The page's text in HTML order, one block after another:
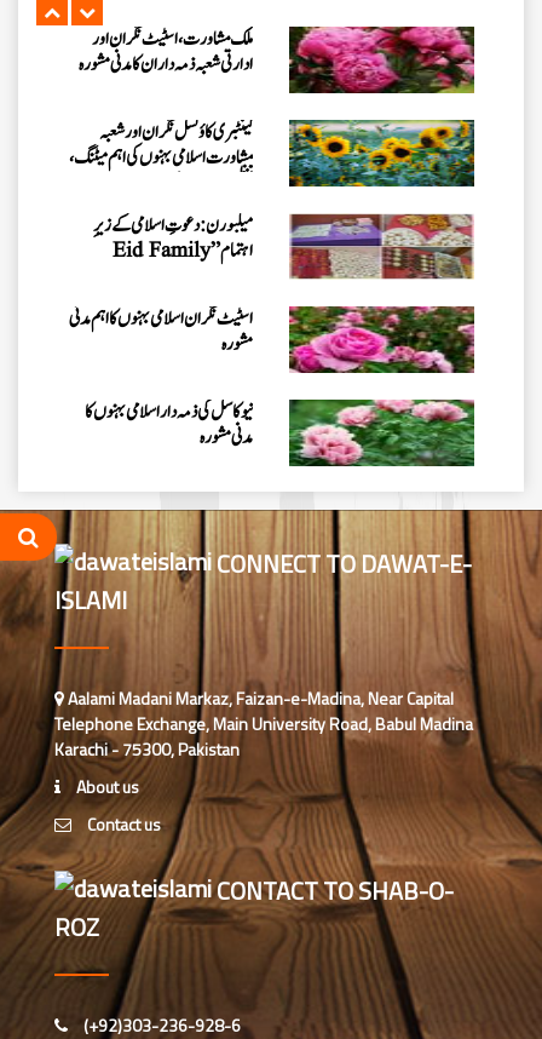
ملک مشاورت، اسٹیٹ نگران اور
ادارتی شعبہ ذمہ داران کا مدنی مشورہ
کینٹبری کاؤنسل نگران اور شعبہ
مشاورت اسلامی بہنوں کی اہم میٹنگ،
میلبورن: دعوتِ اسلامی کے زیرِ
اہتمام ”Eid Family
اسٹیٹ نگران اسلامی بہنوں کا اہم مدنی
مشورہ
نیو کاسل کی ذمہ دار اسلامی بہنوں کا
مدنی مشورہ
سڈنی نگران کے ہمراہ اہم مدنی مشورہ
وکٹوریا نگران کے ہمراہ میٹنگ
شعبہ کفن دفن انٹرنیشنل افئیرز کے
تحت مارچ 2026ء کی ماہانہ کارکردگی
نیوزی لینڈ کی ذمہ دار اسلامی بہنوں کا
مدنی مشورہ، 8 دینی کاموں پر کلام
شارٹ کورسز 2026ء کو منظم کرنے
کے لیے ملکی سطح پر اہم مشورہ
بلیک ٹاؤن کاؤنسل کی نگران و ذمہ
داران کا مدنی مشورہ، 8 دینی کاموں کا
جائزہ
CONNECT TO DAWAT-E-
ISLAMI
Aalami Madani Markaz, Faizan-e-Madina, Near Capital
Telephone Exchange, Main University Road, Babul Madina
Karachi - 75300, Pakistan
About us
Contact us
CONTACT TO SHAB-O-
ROZ
(+92)303-236-928-6